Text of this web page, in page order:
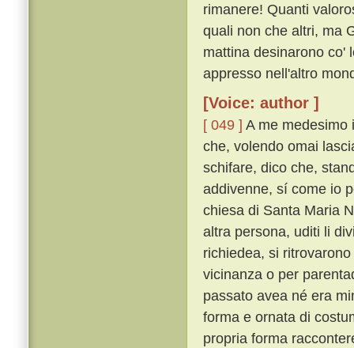
rimanere! Quanti
quali non che altri, ma
mattina desinarono co'
appresso nell'altro
[Voice: author ]
[ 049 ] A me medesimo
che, volendo omai
schifare, dico che,
addivenne, sí come io
chiesa di Santa Maria
altra persona, uditi li
richiedea, si
vicinanza o per
passato avea né era
forma e ornata di
propria forma